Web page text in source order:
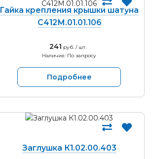
Гайка крепления крышки шатуна
С412М.01.01.106
241 руб. / шт.
Наличие: По запросу
Подробнее
Заглушка К1.02.00.403